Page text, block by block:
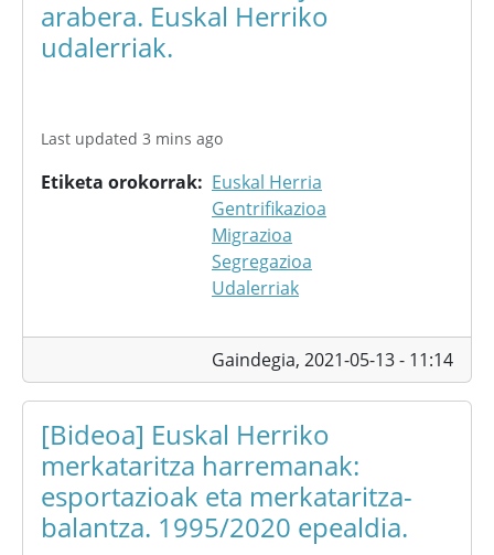
arabera. Euskal Herriko
udalerriak.
Last updated 3 mins ago
Etiketa orokorrak
Euskal Herria
Gentrifikazioa
Migrazioa
Segregazioa
Udalerriak
Gaindegia, 2021-05-13 - 11:14
[Bideoa] Euskal Herriko
merkataritza harremanak:
esportazioak eta merkataritza-
balantza. 1995/2020 epealdia.